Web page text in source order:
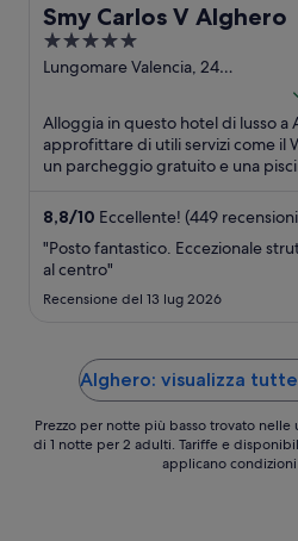
Smy Carlos V Alghero
5
out
5
Lungomare Valencia, 24
Alloggia in questo hotel di lusso a
approfittare di utili servizi come il
un parcheggio gratuito e una
8,8/10 Eccellente! (449
"Posto fantastico. Eccezionale
al centro"
Recensione del 13 lug 2026
Alghero: visualizza
Prezzo per notte più basso trovato
di 1 notte per 2 adulti. Tariffe e
applicano